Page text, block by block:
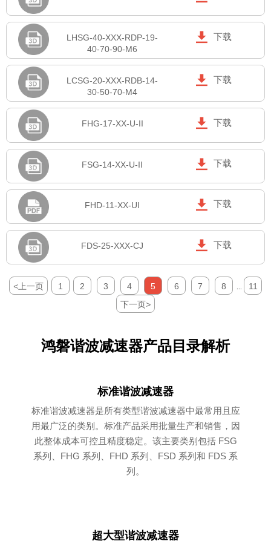
LHSG-40-XXX-RDP-19-
40-70-90-M6
 下载
LCSG-20-XXX-RDB-14-
30-50-70-M4
 下载
FHG-17-XX-U-II  下载
FSG-14-XX-U-II  下载
FHD-11-XX-UI  下载
FDS-25-XXX-CJ  下载
<上一页 1 2 3 4 5 6 7 8 ...
11
下一页>
鸿磐谐波减速器产品目录解析
标准谐波减速器
标准谐波减速器是所有类型谐波减速器中最常用且应
用最广泛的类别。标准产品采用批量生产和销售，因
此整体成本可控且精度稳定。该主要类别包括 FSG
系列、FHG 系列、FHD 系列、FSD 系列和 FDS 系
列。
超大型谐波减速器